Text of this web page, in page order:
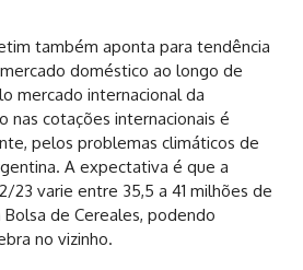
também aponta para tendência
doméstico ao longo de
mercado internacional da
nas cotações internacionais é
pelos problemas climáticos de
A expectativa é que a
23 varie entre 35,5 a 41 milhões de
de Cereales, podendo
no vizinho.